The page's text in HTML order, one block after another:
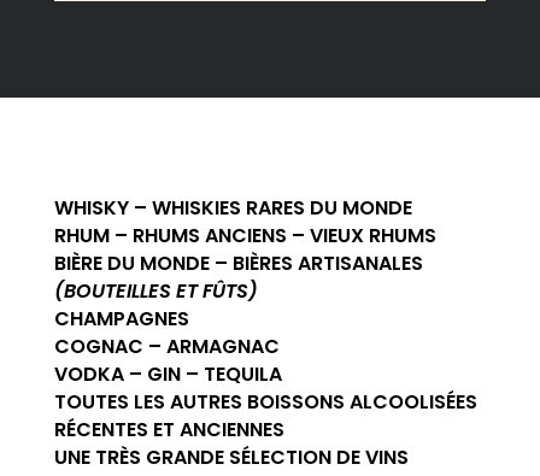
WHISKY – WHISKIES RARES DU MONDE
RHUM – RHUMS ANCIENS – VIEUX RHUMS
BIÈRE DU MONDE – BIÈRES ARTISANALES
(BOUTEILLES ET FÛTS)
CHAMPAGNES
COGNAC – ARMAGNAC
VODKA – GIN – TEQUILA
TOUTES LES AUTRES BOISSONS ALCOOLISÉES
RÉCENTES ET ANCIENNES
UNE TRÈS GRANDE SÉLECTION DE VINS